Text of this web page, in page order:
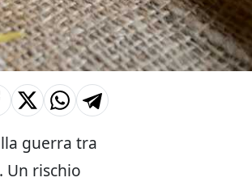
guerra tra
. Un rischio